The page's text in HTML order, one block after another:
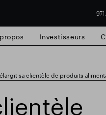
Investisseurs
sa clientèle de produits